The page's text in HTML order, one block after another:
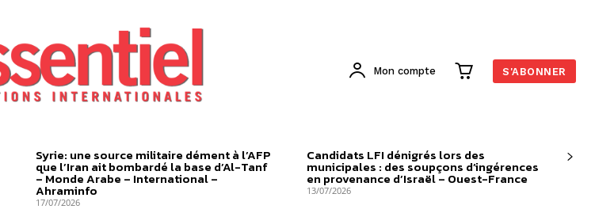
Mon compte S'ABONNER
Syrie: une source militaire dément à l’AFP
que l’Iran ait bombardé la base d’Al-Tanf
– Monde Arabe – International –
Ahraminfo
17/07/2026
Candidats LFI dénigrés lors des
municipales : des soupçons d’ingérences
en provenance d’Israël – Ouest-France
13/07/2026